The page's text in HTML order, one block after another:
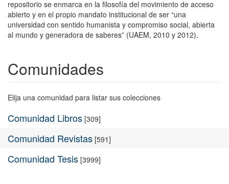
repositorio se enmarca en la filosofía del movimiento de acceso
abierto y en el propio mandato institucional de ser “una
universidad con sentido humanista y compromiso social, abierta
al mundo y generadora de saberes” (UAEM, 2010 y 2012).
Comunidades
Elija una comunidad para listar sus colecciones
Comunidad Libros [309]
Comunidad Revistas [591]
Comunidad Tesis [3999]